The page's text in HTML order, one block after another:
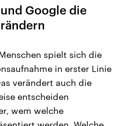
6.
aus
USA
Aktuelle Beiträge,
Hintergründe
Wirtschaftlich und
gehören die Vereinigten
den mächtigsten Ländern
mit großem Einfluss auf
Google die
spielt sich die
in erster Linie
verändert auch die
entscheiden
wem welche